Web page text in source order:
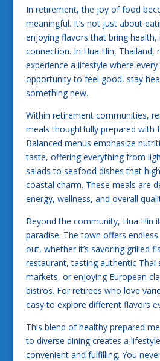
In retirement, the joy of food
meaningful. It’s not just about
enjoying flavors that bring health,
connection. In Hua Hin, Thailand,
experience a lifestyle where every
opportunity to feel good, stay
something new.
Within retirement communities,
meals thoughtfully prepared with
Balanced menus emphasize
taste, offering everything from
salads to seafood dishes that
coastal charm. These meals are
energy, wellness, and overall
Beyond the community, Hua Hin
paradise. The town offers
out, whether it’s savoring grilled
restaurant, tasting authentic
markets, or enjoying European
bistros. For retirees who love
easy to explore different flavors
This blend of healthy prepared
to diverse dining creates a
convenient and fulfilling. You